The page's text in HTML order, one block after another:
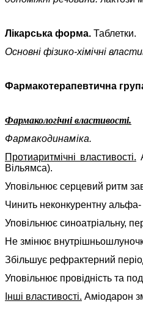
Лікарська форма. Таблетки.
Основні фізико-хімічні
Фармакотерапевтична
Фармакологічні властивості.
Фармакодинаміка.
Протиаритмічні властивості.
Вільямса).
Уповільнює серцевий ритм
Чинить неконкурентну альфа-
Уповільнює синоатріальну,
Не змінює
Збільшує рефрактерний
Уповільнює провідність та
Інші властивості. Аміодарон